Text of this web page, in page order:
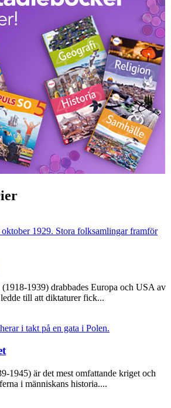
1939) drabbades Europa och USA av
till att diktaturer fick...
1945) är det mest omfattande kriget och
i människans historia....